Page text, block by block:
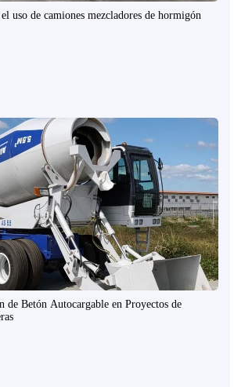
uso de camiones mezcladores de hormigón
Betón Autocargable en Proyectos de